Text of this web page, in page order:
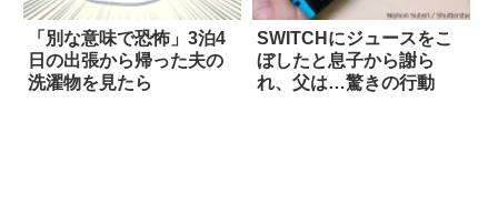
「別な意味で恐怖」3泊4
日の出張から帰った夫の
洗濯物を見たら
SWITCHにジュースをこ
ぼしたと息子から謝ら
れ、父は…驚きの行動